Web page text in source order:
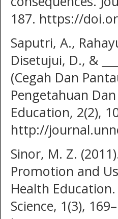
187. https://
Saputri, A.,
Disetujui, D., &
(Cegah Dan
Pengetahuan
Education, 2(2),
http://
Sinor, M. Z.
Promotion and
Health
Science, 1(3),